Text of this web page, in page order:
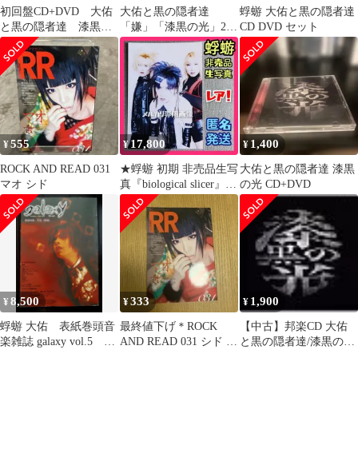
初回盤CD+DVD 大佑
と黒の隠者達 漆黒の
光
大佑と黒の隠者達
「嫌」「漆黒の光」2枚
セット
蜉蝣 大佑と黒の隠者達
CD DVD セット
¥555
ROCK AND READ 031
マオ シド
¥17,800
★蜉蝣 初期 非売品生写
真『biological slicer』大
佑と黒の隠者達
¥ 1,400
大佑と黒の隠者達 漆黒
の光 CD+DVD
¥8,500
蜉蝣 大佑 表紙巻頭音
楽雑誌 galaxy vol.5 大
¥333
最終値下げ＊ROCK
AND READ 031 シド マ
¥ 1,900
【中古】邦楽CD 大佑
と黒の隠者達/漆黒の光